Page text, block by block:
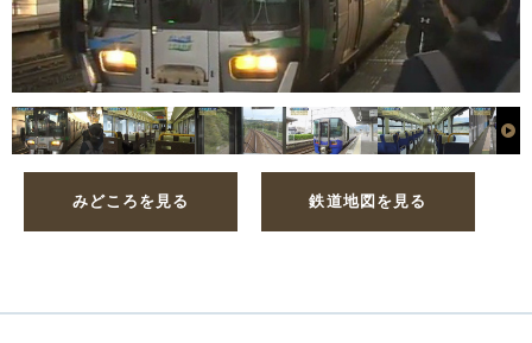
みどころを見る 鉄道地図を見る